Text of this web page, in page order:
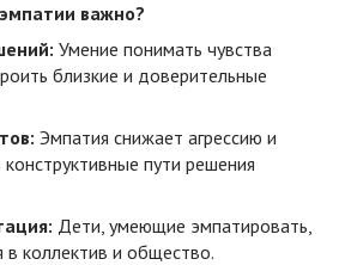
важно?
Умение понимать чувства
близкие и доверительные
Эмпатия снижает агрессию и
пути решения
Дети, умеющие эмпатировать,
в коллектив и общество.